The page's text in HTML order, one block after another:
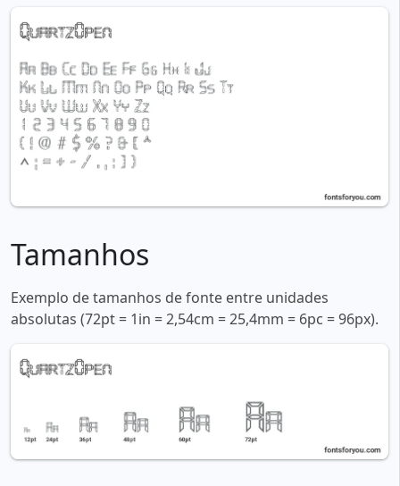
Tamanhos
Exemplo de tamanhos de fonte entre unidades
absolutas (72pt = 1in = 2,54cm = 25,4mm = 6pc = 96px).